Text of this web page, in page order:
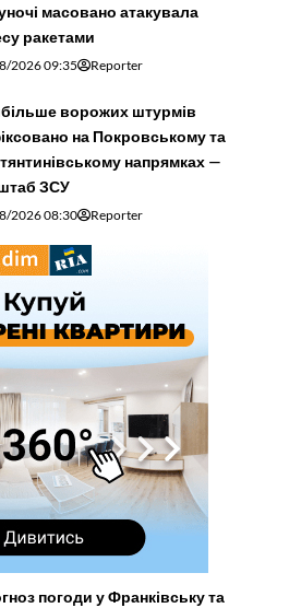
масовано атакувала
ракетами
2026 09:35 Reporter
ворожих штурмів
на Покровському та
напрямках —
ЗСУ
2026 08:30 Reporter
погоди у Франківську та